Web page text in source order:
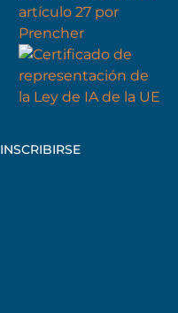
INSCRIBIRSE